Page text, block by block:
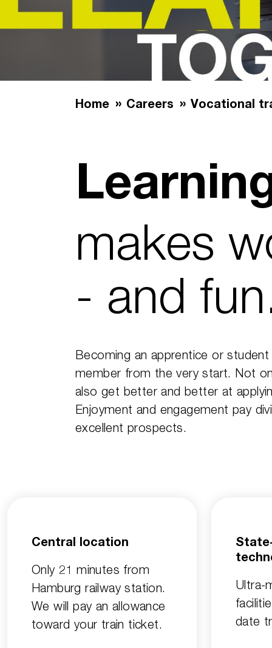
Home Careers Vocational
makes
- and
Becoming an apprentice or
member from the very start. Not
also get better and better at
Enjoyment and engagement pay
excellent prospects.
Central location
Only 21 minutes from
Hamburg railway station.
We will pay an allowance
toward your train ticket.
Ultra-
date